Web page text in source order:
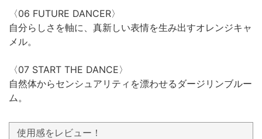
〈06 FUTURE DANCER〉
自分らしさを軸に、真新しい表情を生み出すオレンジキャ
メル。
〈07 START THE DANCE〉
自然体からセンシュアリティを漂わせるダージリンブルー
ム。
使用感をレビュー！